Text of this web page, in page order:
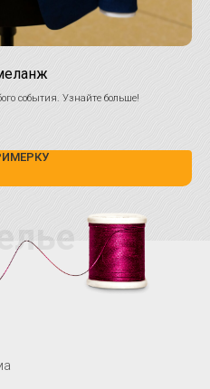
события. Узнайте больше!